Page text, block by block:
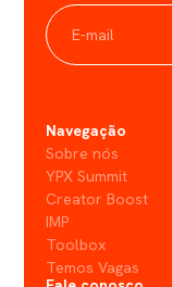
Navegação
Sobre nós
YPX Summit
Creator Boost
IMP
Toolbox
Temos Vagas